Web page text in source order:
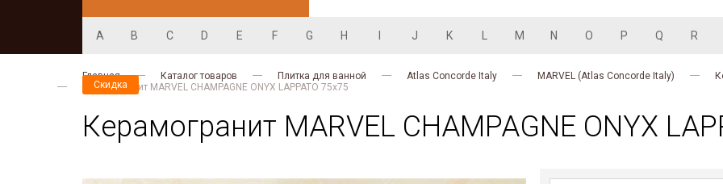
A B C D E F G H J K M N O P Q R
Главная Каталог товаров Плитка для ванной Atlas Concorde Italy MARVEL (Atlas Concorde Italy)
Керамогранит MARVEL CHAMPAGNE ONYX LAPPATO 75x75
Керамогранит MARVEL CHAMPAGNE ONYX
Скидка